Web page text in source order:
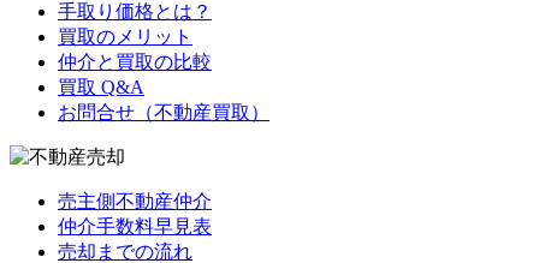
手取り価格とは？
買取のメリット
仲介と買取の比較
買取 Q&A
お問合せ（不動産買取）
売主側不動産仲介
仲介手数料早見表
売却までの流れ